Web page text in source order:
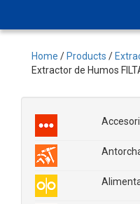
Home /Products /
Extractor de Humos